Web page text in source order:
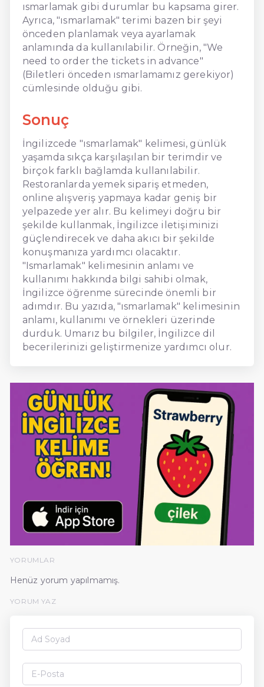
ısmarlamak gibi durumlar bu kapsama girer.
Ayrıca, "ısmarlamak" terimi bazen bir şeyi
önceden planlamak veya ayarlamak
anlamında da kullanılabilir. Örneğin, "We
need to order the tickets in advance"
(Biletleri önceden ısmarlamamız gerekiyor)
cümlesinde olduğu gibi.
Sonuç
İngilizcede "ısmarlamak" kelimesi, günlük
yaşamda sıkça karşılaşılan bir terimdir ve
birçok farklı bağlamda kullanılabilir.
Restoranlarda yemek sipariş etmeden,
online alışveriş yapmaya kadar geniş bir
yelpazede yer alır. Bu kelimeyi doğru bir
şekilde kullanmak, İngilizce iletişiminizi
güçlendirecek ve daha akıcı bir şekilde
konuşmanıza yardımcı olacaktır.
"Ismarlamak" kelimesinin anlamı ve
kullanımı hakkında bilgi sahibi olmak,
İngilizce öğrenme sürecinde önemli bir
adımdır. Bu yazıda, "ısmarlamak" kelimesinin
anlamı, kullanımı ve örnekleri üzerinde
durduk. Umarız bu bilgiler, İngilizce dil
becerilerinizi geliştirmenize yardımcı olur.
YORUMLAR
Henüz yorum yapılmamış.
YORUM YAZ